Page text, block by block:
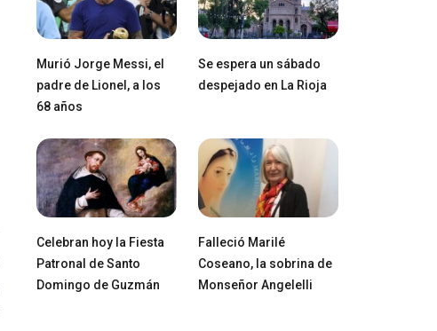
Murió Jorge Messi, el
padre de Lionel, a los
68 años
Se espera un sábado
despejado en La Rioja
Celebran hoy la Fiesta
Patronal de Santo
Domingo de Guzmán
Falleció Marilé
Coseano, la sobrina de
Monseñor Angelelli